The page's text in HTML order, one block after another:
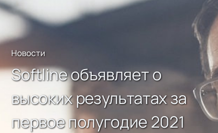
Новости
Softline объявляет о
высоких результатах за
первое полугодие 2021